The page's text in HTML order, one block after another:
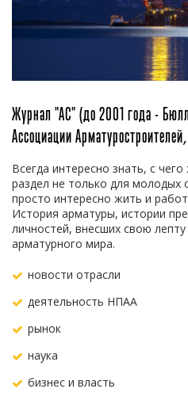
Журнал "АС" (до 2001 года -
Ассоциации
Всегда интересно знать, с
раздел не только для молодых
просто интересно жить и
История арматуры, истории
личностей, внесших свою
арматурного мира.
новости отрасли
деятельность НПАА
рынок
наука
бизнес и власть